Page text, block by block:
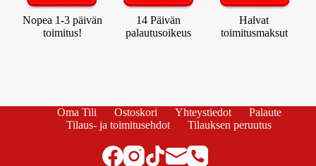
Nopea 1-3 päivän
toimitus!
14 Päivän
palautusoikeus
Halvat
toimitusmaksut
Oma Tili Ostoskori Yhteystiedot
Palaute
Tilaus- ja toimitusehdot
Tilauksen peruutus